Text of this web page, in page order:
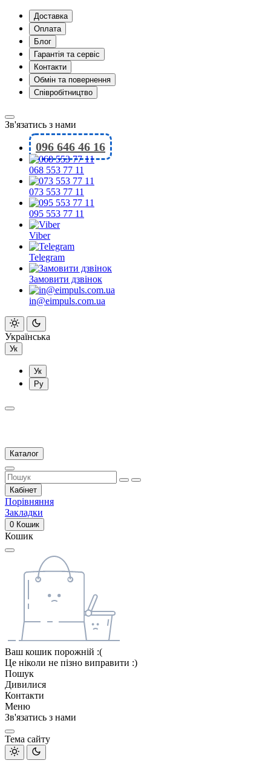
Доставка
Оплата
Блог
Гарантія та сервіс
Контакти
Обмін та повернення
Співробітництво
Зв'язатись з нами
096 646 46 16
068 553 77 11
073 553 77 11
095 553 77 11
Viber
Telegram
Замовити дзвінок
in@eimpuls.com.ua
Українська
Ук
Ук
Ру
Каталог
Кабінет
Порівняння
Закладки
0 Кошик
Кошик
Ваш кошик порожній :(
Це ніколи не пізно виправити :)
Пошук
Дивилися
Контакти
Меню
Зв'язатись з нами
Тема сайту